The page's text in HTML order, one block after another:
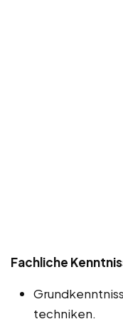
Fachliche
techniken.